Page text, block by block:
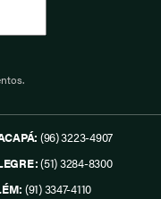
(96) 3223-4907
(51) 3284-8300
(91) 3347-4110